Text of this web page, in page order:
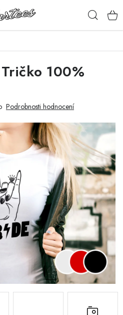
Výměna / vrácení zboží
Obchodní podmínky
100%
Podrobnosti hodnocení